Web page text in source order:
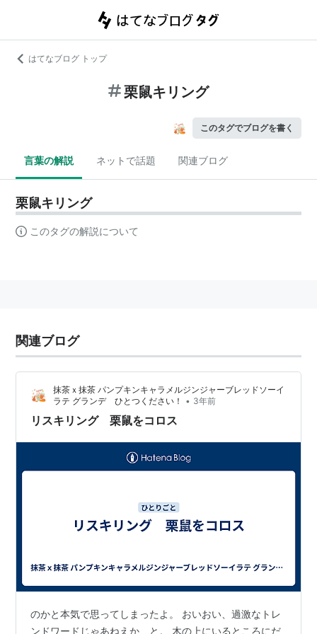
はてなブログ トップ
栗鼠キリング
このタグでブログを書く
言葉の解説 ネットで話題 関連ブログ
栗鼠キリング
このタグの解説について
関連ブログ
抹茶ｘ抹茶 パンプキンキャラメルジンジャーブレッドソーイ
ラテ グランデ ひとつください！
• 3年前
リスキリング 栗鼠をコロス
のかと本気で思ってしまったよ。 おいおい、過激なトレ
ンドワードじゃあねえか、と。 木の上にいるところにだ